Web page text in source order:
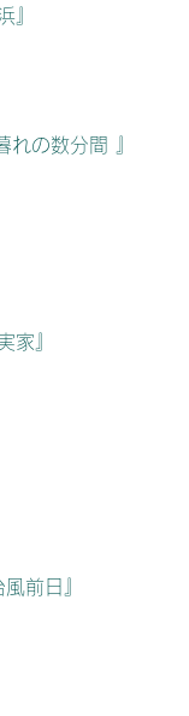
』
れの数分間 』
家』
風前日』